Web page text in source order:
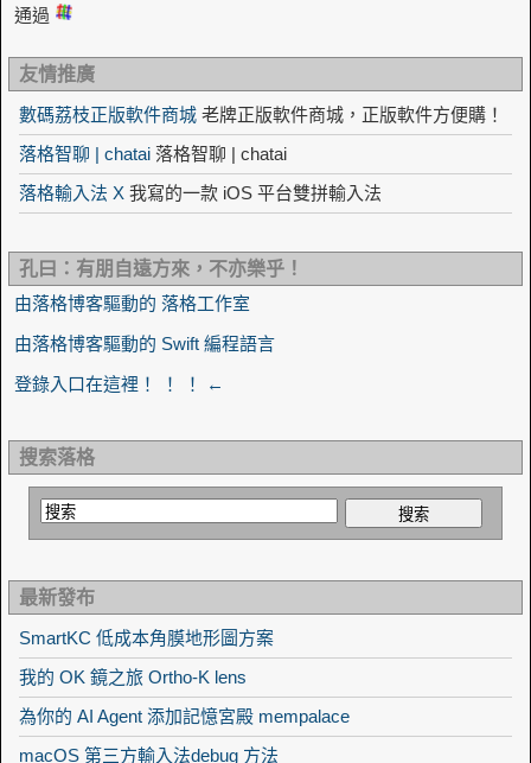
通過
友情推廣
數碼荔枝正版軟件商城 老牌正版軟件商城，正版軟件方便購！
落格智聊 | chatai 落格智聊 | chatai
落格輸入法 X 我寫的一款 iOS 平台雙拼輸入法
孔曰：有朋自遠方來，不亦樂乎！
由落格博客驅動的 落格工作室
由落格博客驅動的 Swift 編程語言
登錄入口在這裡！ ！ ！ ←
搜索落格
最新發布
SmartKC 低成本角膜地形圖方案
我的 OK 鏡之旅 Ortho-K lens
為你的 AI Agent 添加記憶宮殿 mempalace
macOS 第三方輸入法debug 方法